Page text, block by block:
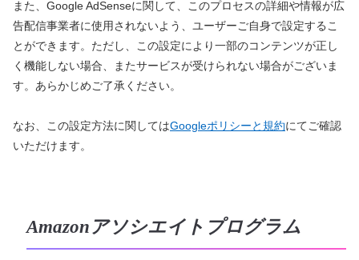
また、Google AdSenseに関して、このプロセスの詳細や情報が広
告配信事業者に使用されないよう、ユーザーご自身で設定するこ
とができます。ただし、この設定により一部のコンテンツが正し
く機能しない場合、またサービスが受けられない場合がございま
す。あらかじめご了承ください。
なお、この設定方法に関してはGoogleポリシーと規約にてご確認
いただけます。
Amazonアソシエイトプログラム